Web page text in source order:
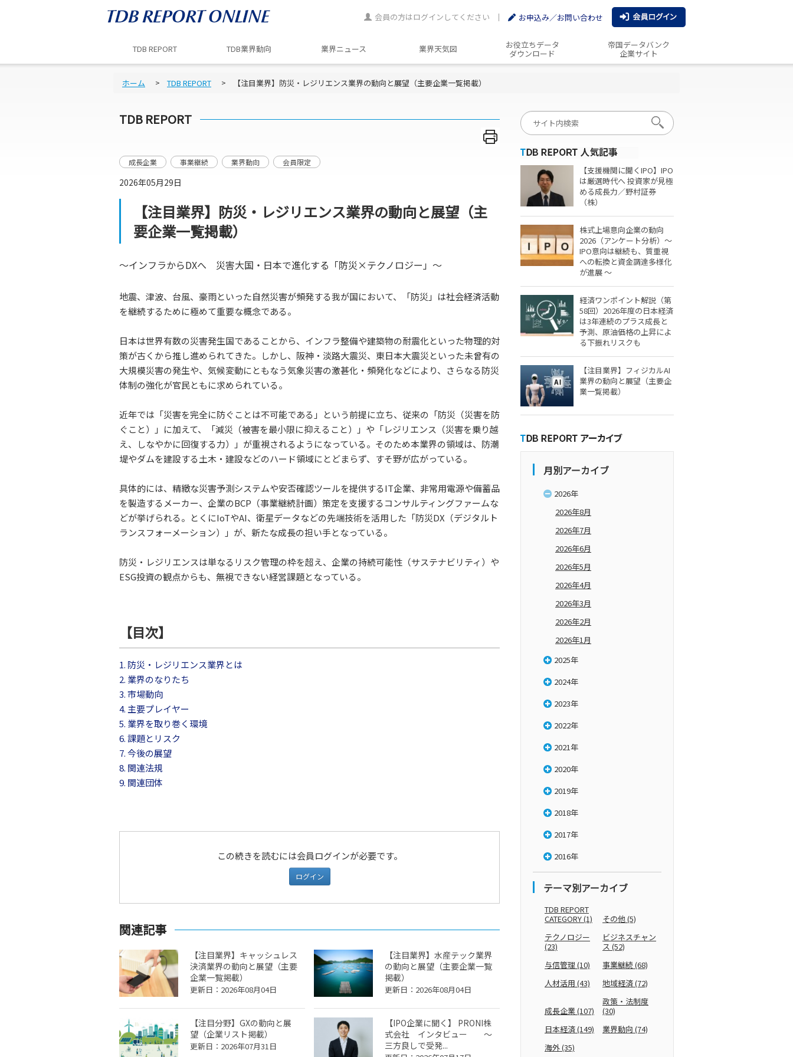
会員の方はログインしてください お申込み／お問い合わせ
TDB REPORT TDB業界動向 業界ニュース 業界天気図 お役立ちデータ
ダウンロード
帝国データバンク
企業サイト
ホーム TDB REPORT 【注目業界】防災・レジリエンス業界の動向と展望（主要企業一覧掲載）
TDB REPORT
成長企業 事業継続 業界動向 会員限定
2026年05月29日
【注目業界】防災・レジリエンス業界の動向と展望（主
要企業一覧掲載）
～インフラからDXへ 災害大国・日本で進化する「防災×テクノロジー」～
地震、津波、台風、豪雨といった自然災害が頻発する我が国において、「防災」は社会経済活動
を継続するために極めて重要な概念である。
日本は世界有数の災害発生国であることから、インフラ整備や建築物の耐震化といった物理的対
策が古くから推し進められてきた。しかし、阪神・淡路大震災、東日本大震災といった未曾有の
大規模災害の発生や、気候変動にともなう気象災害の激甚化・頻発化などにより、さらなる防災
体制の強化が官民ともに求められている。
近年では「災害を完全に防ぐことは不可能である」という前提に立ち、従来の「防災（災害を防
ぐこと）」に加えて、「減災（被害を最小限に抑えること）」や「レジリエンス（災害を乗り越
え、しなやかに回復する力）」が重視されるようになっている。そのため本業界の領域は、防潮
堤やダムを建設する土木・建設などのハード領域にとどまらず、すそ野が広がっている。
具体的には、精緻な災害予測システムや安否確認ツールを提供するIT企業、非常用電源や備蓄品
を製造するメーカー、企業のBCP（事業継続計画）策定を支援するコンサルティングファームな
どが挙げられる。とくにIoTやAI、衛星データなどの先端技術を活用した「防災DX（デジタルト
ランスフォーメーション）」が、新たな成長の担い手となっている。
防災・レジリエンスは単なるリスク管理の枠を超え、企業の持続可能性（サステナビリティ）や
ESG投資の観点からも、無視できない経営課題となっている。
【目次】
1. 防災・レジリエンス業界とは
2. 業界のなりたち
3. 市場動向
4. 主要プレイヤー
5. 業界を取り巻く環境
6. 課題とリスク
7. 今後の展望
8. 関連法規
9. 関連団体
この続きを読むには会員ログインが必要です。
ログイン
関連記事
【注目業界】キャッシュレス
決済業界の動向と展望（主要
企業一覧掲載）
更新日：2026年08月04日
【注目業界】水産テック業界
の動向と展望（主要企業一覧
掲載）
更新日：2026年08月04日
【注目分野】GXの動向と展
望（企業リスト掲載）
更新日：2026年07月31日
【IPO企業に聞く】 PRONI株
式会社 インタビュー ～
三方良しで受発...
【支援機関に聞くIPO】IPO
は厳選時代へ 投資家が見極
める成長力／野村証券
（株）
株式上場意向企業の動向
2026（アンケート分析）～
IPO意向は継続も、質重視
への転換と資金調達多様化
が進展 ～
経済ワンポイント解説（第
58回）2026年度の日本経済
は3年連続のプラス成長と
予測、原油価格の上昇によ
る下振れリスクも
【注目業界】フィジカルAI
業界の動向と展望（主要企
業一覧掲載）
月別アーカイブ
2026年
2026年8月
2026年7月
2026年6月
2026年5月
2026年4月
2026年3月
2026年2月
2026年1月
2025年
2024年
2023年
2022年
2021年
2020年
2019年
2018年
2017年
2016年
テーマ別アーカイブ
TDB REPORT
CATEGORY(1) その他(5)
テクノロジー
(23)
ビジネスチャン
ス (52)
与信管理(10) 事業継続(68)
人材活用 (43) 地域経済(72)
成長企業(107)
政策・法制度
(30)
日本経済(149) 業界動向 (74)
海外(35)